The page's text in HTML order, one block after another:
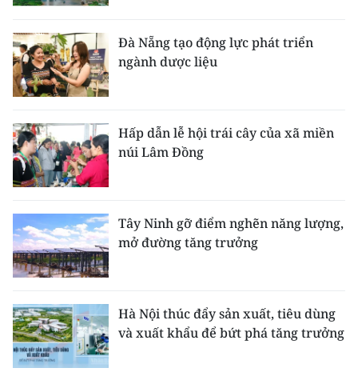
Đà Nẵng tạo động lực phát triển
ngành dược liệu
Hấp dẫn lễ hội trái cây của xã miền
núi Lâm Đồng
Tây Ninh gỡ điểm nghẽn năng lượng,
mở đường tăng trưởng
Hà Nội thúc đẩy sản xuất, tiêu dùng
và xuất khẩu để bứt phá tăng trưởng